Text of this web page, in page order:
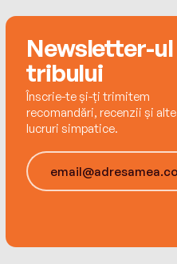
Newsletter-ul
tribului
Înscrie-te și-ți trimitem
recomandări, recenzii și alte
lucruri simpatice.